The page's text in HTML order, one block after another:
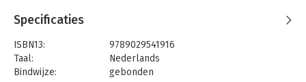
Amsterdam. Later ontwikkelde hij zich van rebelse avant-
zijn exposities, van Den Haag tot Shanghai. Daarbij bleef hij
zichzelf trouw als schepper van een eigen universum, die
onvermoeibaar streed voor de rechten van de queer-
Specificaties
ISBN13:
9789029541916
Taal:
Nederlands
Bindwijze:
gebonden